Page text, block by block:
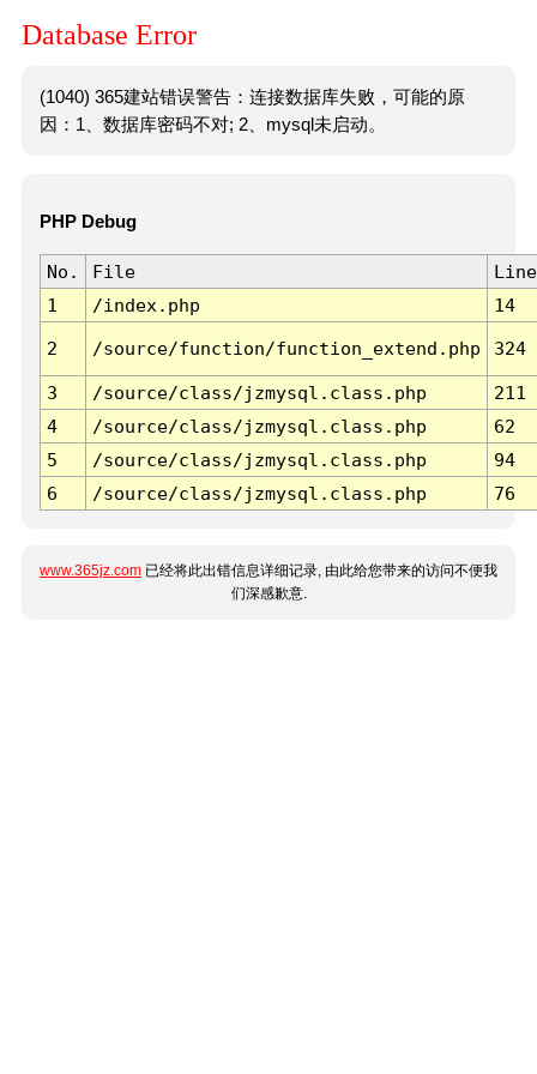
Database Error
(1040) 365建站错误警告：连接数据库失败，可能的原
因：1、数据库密码不对; 2、mysql未启动。
PHP Debug
No. File
Line
1
/index.php 14
2 /source/function/function_extend.php 324
3 /source/class/jzmysql.class.php
211
4
/source/class/jzmysql.class.php
62
5
/source/class/jzmysql.class.php
94
6
/source/class/jzmysql.class.php 76
www.365jz.com 已经将此出错信息详细记录, 由此给您带来的访问不便我
们深感歉意.